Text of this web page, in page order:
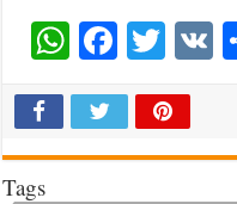
WhatsApp
Tags